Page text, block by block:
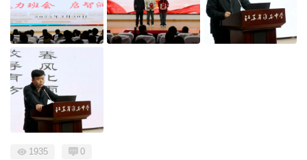
1935 0